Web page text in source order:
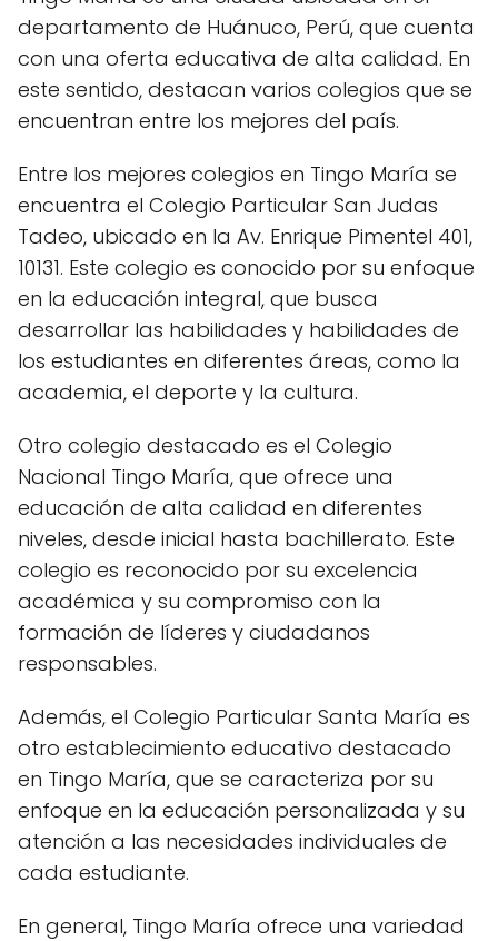
departamento de Huánuco, Perú, que cuenta
con una oferta educativa de alta calidad. En
este sentido, destacan varios colegios que se
encuentran entre los mejores del país.
Entre los mejores colegios en Tingo María se
encuentra el Colegio Particular San Judas
Tadeo, ubicado en la Av. Enrique Pimentel 401,
10131. Este colegio es conocido por su enfoque
en la educación integral, que busca
desarrollar las habilidades y habilidades de
los estudiantes en diferentes áreas, como la
academia, el deporte y la cultura.
Otro colegio destacado es el Colegio
Nacional Tingo María, que ofrece una
educación de alta calidad en diferentes
niveles, desde inicial hasta bachillerato. Este
colegio es reconocido por su excelencia
académica y su compromiso con la
formación de líderes y ciudadanos
responsables.
Además, el Colegio Particular Santa María es
otro establecimiento educativo destacado
en Tingo María, que se caracteriza por su
enfoque en la educación personalizada y su
atención a las necesidades individuales de
cada estudiante.
En general, Tingo María ofrece una variedad